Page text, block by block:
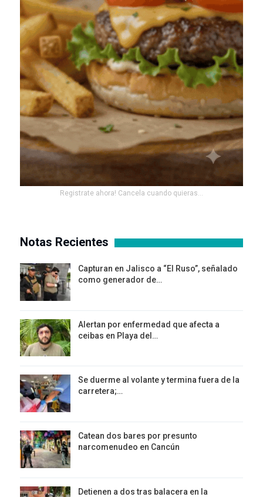
Registrate ahora! Cancela cuando quieras...
Notas Recientes
Capturan en Jalisco a “El Ruso”, señalado
como generador de…
Alertan por enfermedad que afecta a
ceibas en Playa del…
Se duerme al volante y termina fuera de la
carretera;…
Catean dos bares por presunto
narcomenudeo en Cancún
Detienen a dos tras balacera en la